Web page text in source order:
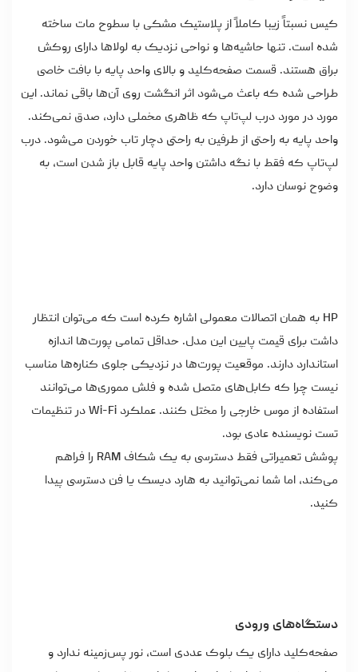
کیس نسبتاً زیبا کاملاً از پلاستیک مشکی با سطوح مات ساخته
شده است. تنها حاشیه‌ها و نواحی نزدیک به لولاها دارای روکش
براق هستند. قسمت صفحه‌کلید و بالای واحد پایه با بافت خاصی
طراحی شده که باعث می‌شود اثر انگشت روی آن‌ها باقی نماند. این
مورد در مورد درب لپ‌تاپ که ظاهری مخملی دارد، صدق نمی‌کند.
واحد پایه به راحتی از طرفین به راحتی دچار تاب خوردن می‌شود. درب
لپ‌تاپ که فقط با نگه داشتن واحد پایه قابل باز شدن است، به
وضوح نوسان دارد.
HP به همان اتصالات معمولی اشاره کرده است که می‌توان انتظار
داشت برای قیمت پایین این مدل. حداقل تمامی پورت‌ها اندازه
استاندارد دارند. موقعیت پورت‌ها در نزدیکی جلوی کناره‌ها مناسب
نیست چرا که کابل‌های متصل شده و فلش مموری‌ها می‌توانند
استفاده از موس خارجی را مختل کنند. عملکرد Wi-Fi در تنظیمات
تست نویسنده عادی بود.
پوشش تعمیراتی فقط دسترسی به یک شکاف RAM را فراهم
می‌کند، اما شما نمی‌توانید به هارد دیسک یا فن دسترسی پیدا
کنید.
دستگاه‌های ورودی
صفحه‌کلید دارای یک بلوک عددی است، نور پس‌زمینه ندارد و